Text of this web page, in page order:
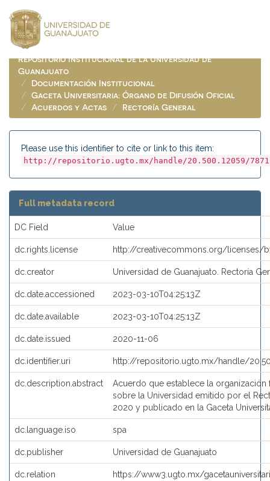
navigation
Repositorio Institucional de la Universidad de
Guanajuato
Documentación Institucional
Gaceta Universitaria: Órgano de Difusión Oficial
Acuerdos y Actas
Rectoría General
Please use this identifier to cite or link to this item:
http://repositorio.ugto.mx/handle/20.500.12059/7871
Full metadata record
DC Field Value
dc.rights.license http://creativecommons.org/licenses/
dc.creator Universidad de Guanajuato. Rectoría
dc.date.accessioned 2023-03-10T04:25:13Z
dc.date.available 2023-03-10T04:25:13Z
dc.date.issued 2020-11-06
dc.identifier.uri http://repositorio.ugto.mx/handle/
dc.description.abstract
Acuerdo que establece la
sobre la Universidad emitido por el
2020 y publicado en la Gaceta
dc.language.iso spa
dc.publisher Universidad de Guanajuato
dc.relation
https://www3.ugto.mx/